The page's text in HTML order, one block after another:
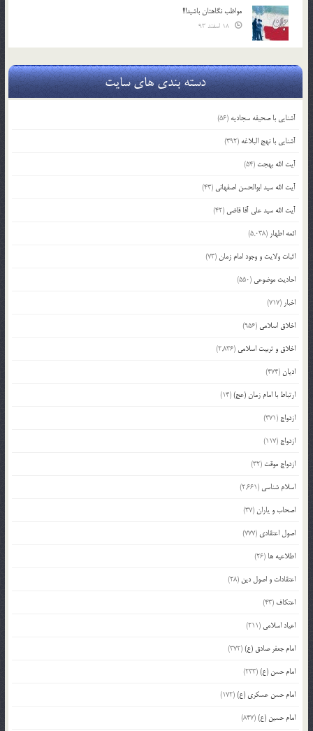
مواظب نگاهتان باشید!!!
دسته بندی های سایت
آشنایی با صحیفه سجادیه (56)
آشنایی با نهج البلاغه (392)
آیت الله بهجت (54)
آیت الله سید ابوالحسن اصفهانی (43)
آیت الله سید علی آقا قاضی (42)
ائمه اطهار (5,038)
اثبات ولایت و وجود امام زمان(73)
احادیث موضوعی (550)
اخبار (717)
اخلاق اسلامی (956)
اخلاق و تربیت اسلامی (2,836)
ادیان(474)
ارتباط با امام زمان (عج)(14)
ازدواج (371)
ازدواج (117)
ازدواج موقت (32)
اسلام شناسی (2,661)
اصحاب و یاران(37)
اصول اعتقادی (777)
اطلاعیه ها (26)
اعتقادات و اصول دین (28)
اعتکاف (43)
اعیاد اسلامی (211)
امام جعفر صادق (ع)(372)
امام حسن (ع)(233)
امام حسن عسکری (ع)(172)
امام حسین (ع)(847)